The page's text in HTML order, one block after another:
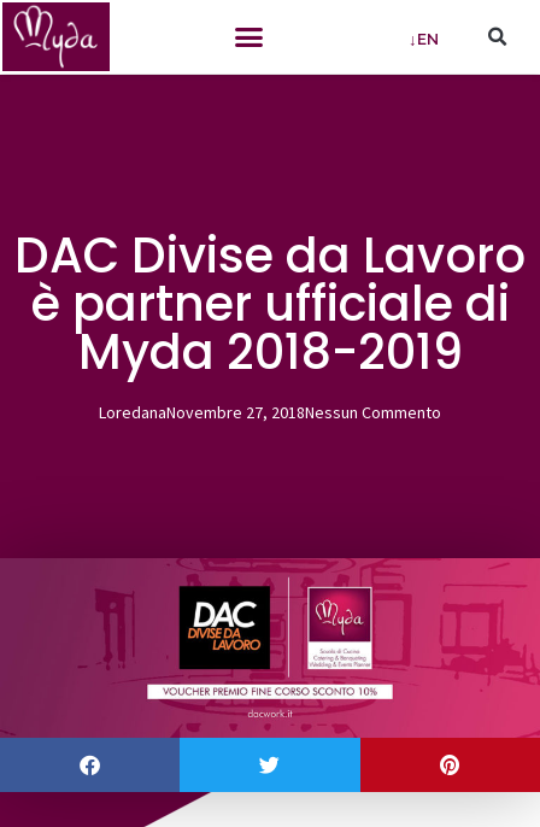
↓EN
DAC Divise da Lavoro
è partner ufficiale di
Myda 2018-2019
LoredanaNovembre 27, 2018Nessun Commento